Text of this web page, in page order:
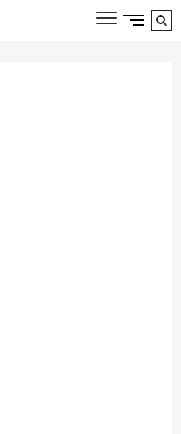
MIGRATION, ENVIRONMENT AND
Side
Menu